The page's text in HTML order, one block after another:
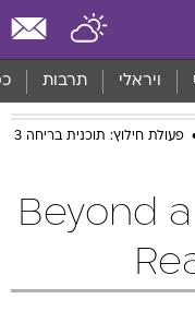
ויראלי תרבות
פעולת חילוץ: תוכנית בריחה 3
מעבר לכל ספק / Beyond a